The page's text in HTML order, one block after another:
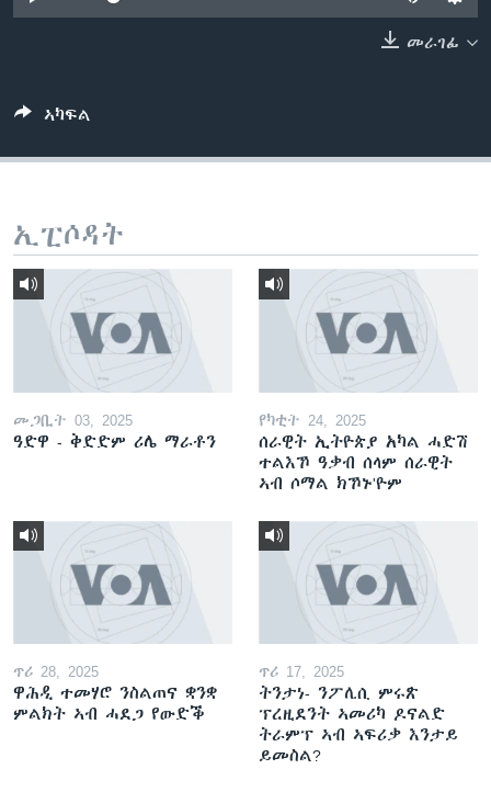
ቂሔ ጽልሚ
መራገፊ
ኣካፍል
ኢፒሶዳት
መጋቢት 03, 2025
ዓድዋ - ቅድድም ሪሌ ማራቶን
የካቲት 24, 2025
ሰራዊት ኢትዮጵያ አካል ሓድሽ
ተልእኾ ዓቃብ ሰላም ሰራዊት
ኣብ ሶማል ክኾኑ'ዮም
ጥሪ 28, 2025
ዋሕዲ ተመሃሮ ንስልጠና ቋንቋ
ምልክት ኣብ ሓደጋ የውድቕ
ጥሪ 17, 2025
ትንታነ- ንፖሊሲ ምሩጽ
ፕረዚደንት ኣመሪካ ዶናልድ
ትራምፕ ኣብ ኣፍሪቃ እንታይ
ይመስል?